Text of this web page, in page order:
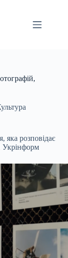
яка розповідає
Укрінформ